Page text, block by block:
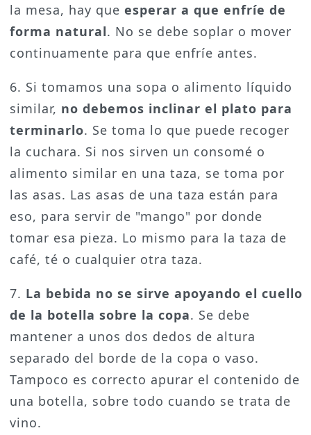
la mesa, hay que esperar a que enfríe de
forma natural. No se debe soplar o mover
continuamente para que enfríe antes.
6. Si tomamos una sopa o alimento líquido
similar, no debemos inclinar el plato para
terminarlo. Se toma lo que puede recoger
la cuchara. Si nos sirven un consomé o
alimento similar en una taza, se toma por
las asas. Las asas de una taza están para
eso, para servir de "mango" por donde
tomar esa pieza. Lo mismo para la taza de
café, té o cualquier otra taza.
7. La bebida no se sirve apoyando el cuello
de la botella sobre la copa. Se debe
mantener a unos dos dedos de altura
separado del borde de la copa o vaso.
Tampoco es correcto apurar el contenido de
una botella, sobre todo cuando se trata de
vino.